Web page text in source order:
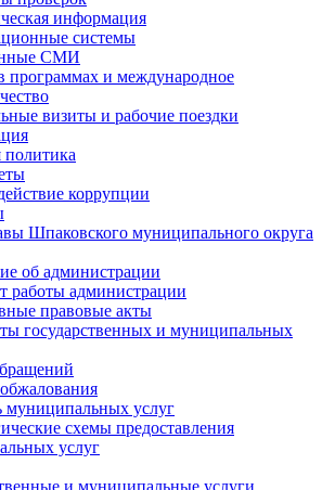
информация
системы
СМИ
программах и международное
визиты и рабочие поездки
политика
коррупции
Шпаковского муниципального округа
об администрации
работы администрации
правовые акты
государственных и муниципальных
муниципальных услуг
схемы предоставления
услуг